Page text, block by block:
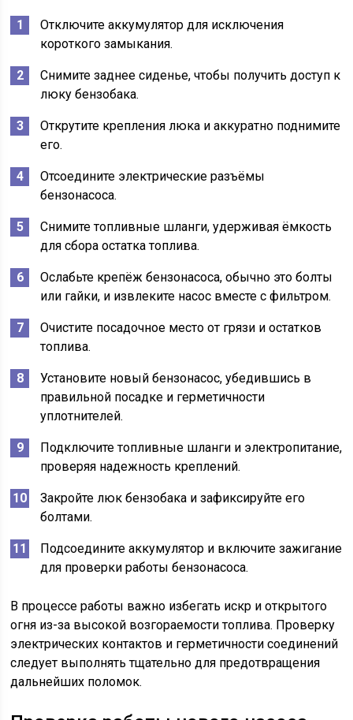
Отключите аккумулятор для исключения
короткого замыкания.
Снимите заднее сиденье, чтобы получить доступ к
люку бензобака.
Открутите крепления люка и аккуратно поднимите
его.
Отсоедините электрические разъёмы
бензонасоса.
Снимите топливные шланги, удерживая ёмкость
для сбора остатка топлива.
Ослабьте крепёж бензонасоса, обычно это болты
или гайки, и извлеките насос вместе с фильтром.
Очистите посадочное место от грязи и остатков
топлива.
Установите новый бензонасос, убедившись в
правильной посадке и герметичности
уплотнителей.
Подключите топливные шланги и электропитание,
проверяя надежность креплений.
Закройте люк бензобака и зафиксируйте его
болтами.
Подсоедините аккумулятор и включите зажигание
для проверки работы бензонасоса.
В процессе работы важно избегать искр и открытого
огня из-за высокой возгораемости топлива. Проверку
электрических контактов и герметичности соединений
следует выполнять тщательно для предотвращения
дальнейших поломок.